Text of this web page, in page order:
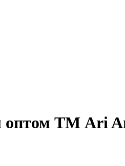
оптом ТМ Ari